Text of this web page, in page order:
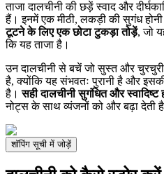
ताजा दालचीनी की छड़ें स्वाद और
हैं। इनमें एक मीठी, लकड़ी की सुगंध होनी
टूटने के लिए एक छोटा टुकड़ा तोड़ें, जो
कि यह ताजा है।
उन दालचीनी से बचें जो सुस्त और चुरचुरी
है, क्योंकि यह संभवतः पुरानी है और
है।सही दालचीनी सुगंधित और स्वादिष्ट
नोट्स के साथ व्यंजनों को और बढ़ा देती
शॉपिंग सूची में जोड़ें